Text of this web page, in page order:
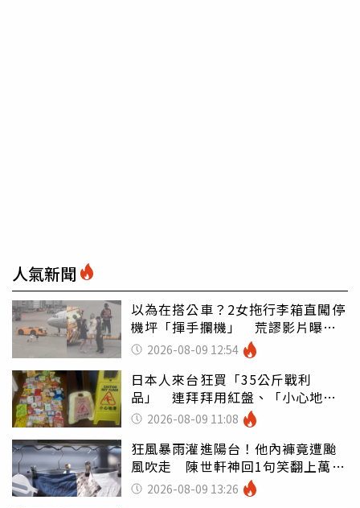
人氣新聞
以為在搭公車？2女拖行李箱直闖停
機坪「揮手攔機」 荒謬影片曝網
傻眼2026-08-09 12:54
日本人來台狂買「35公斤戰利
品」 連拜拜用紅盤、「小心地
滑」告示牌也帶回家
2026-08-09 11:08
狂風暴雨灌進陽台！他內褲竟遭颱
風吹走 陳世軒神回1句笑翻上萬網
友 2026-08-09 13:26